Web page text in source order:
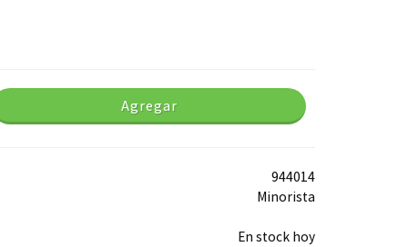
Agregar
944014
Minorista
En stock hoy